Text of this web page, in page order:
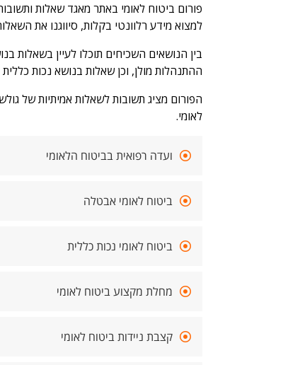
פורום ביטוח לאומי באתר מאגד שאלות
למצוא מידע רלוונטי בקלות, סיווגנו את
בין הנושאים השכיחים תוכלו לעיין בשאלות
ההתנהלות מולן, וכן שאלות בנושא נכות
הפורום מציג תשובות לשאלות אמיתיות של
לאומי.
ועדה רפואית בביטוח הלאומי
ביטוח לאומי אבטלה
ביטוח לאומי נכות כללית
מחלת מקצוע ביטוח לאומי
קצבת ניידות ביטוח לאומי